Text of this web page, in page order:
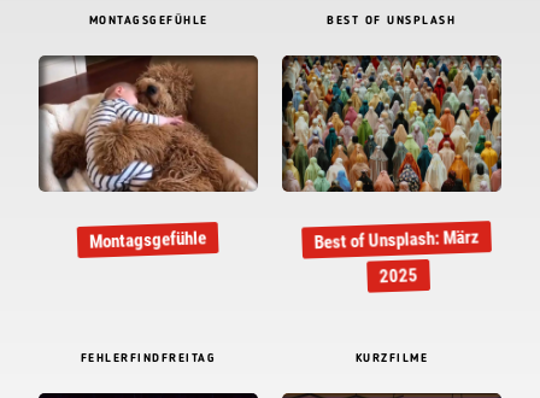
MONTAGSGEFÜHLE
Montagsgefühle
BEST OF UNSPLASH
Best of Unsplash: März
2025
FEHLERFINDFREITAG KURZFILME